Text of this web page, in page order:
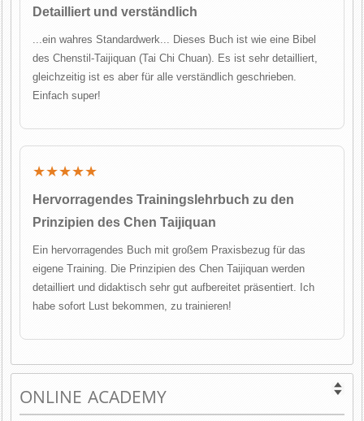
Detailliert und verständlich
...ein wahres Standardwerk... Dieses Buch ist wie eine Bibel
des Chenstil-Taijiquan (Tai Chi Chuan). Es ist sehr detailliert,
gleichzeitig ist es aber für alle verständlich geschrieben.
Einfach super!
★★★★★
Hervorragendes Trainingslehrbuch zu den
Prinzipien des Chen Taijiquan
Ein hervorragendes Buch mit großem Praxisbezug für das
eigene Training. Die Prinzipien des Chen Taijiquan werden
detailliert und didaktisch sehr gut aufbereitet präsentiert. Ich
habe sofort Lust bekommen, zu trainieren!
ONLINE ACADEMY